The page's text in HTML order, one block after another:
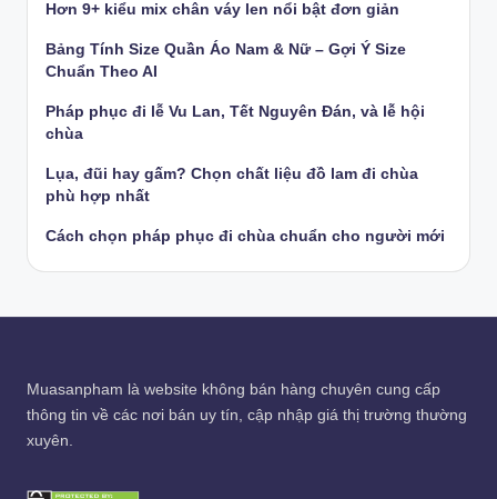
Hơn 9+ kiểu mix chân váy len nổi bật đơn giản
Bảng Tính Size Quần Áo Nam & Nữ – Gợi Ý Size
Chuẩn Theo AI
Pháp phục đi lễ Vu Lan, Tết Nguyên Đán, và lễ hội
chùa
Lụa, đũi hay gấm? Chọn chất liệu đồ lam đi chùa
phù hợp nhất
Cách chọn pháp phục đi chùa chuẩn cho người mới
Muasanpham là website không bán hàng chuyên cung cấp
thông tin về các nơi bán uy tín, cập nhập giá thị trường thường
xuyên.